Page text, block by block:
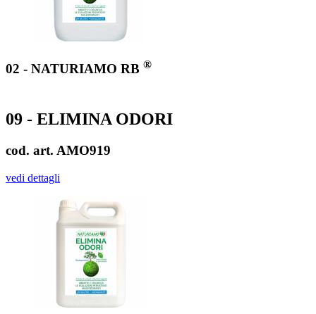
02 - NATURIAMO RB ®
09 - ELIMINA ODORI
cod. art. AMO919
vedi dettagli